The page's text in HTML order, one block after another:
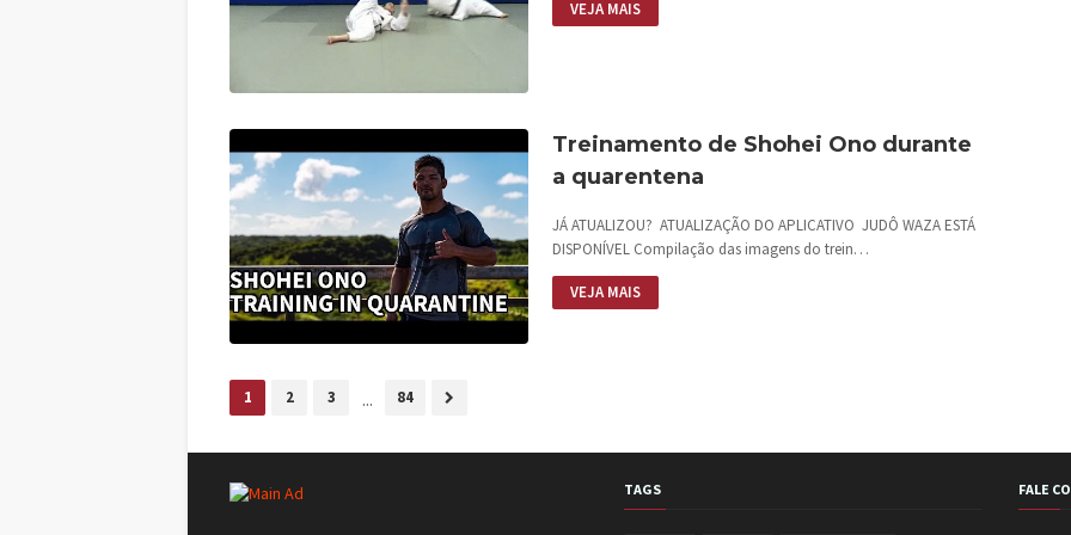
VEJA MAIS
Treinamento de Shohei Ono durante
a quarentena
JÁ ATUALIZOU? ATUALIZAÇÃO DO APLICATIVO JUDÔ WAZA ESTÁ
DISPONÍVEL Compilação das imagens do trein…
VEJA MAIS
1 2 3 ... 84
TAGS FALE